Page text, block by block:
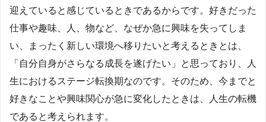
迎えていると感じているときであるからです。好きだった
仕事や趣味、人、物など、なぜか急に興味を失ってしま
い、まったく新しい環境へ移りたいと考えるときとは、
「自分自身がさらなる成長を遂げたい」と思っており、人
生におけるステージ転換期なのです。そのため、今までと
好きなことや興味関心が急に変化したときは、人生の転機
であると考えられます。